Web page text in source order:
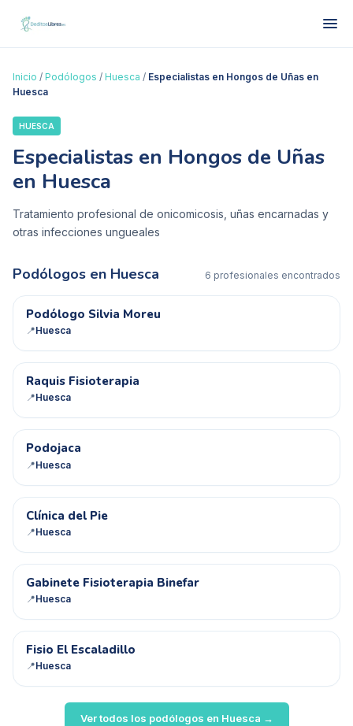
Inicio / Podólogos / Huesca / Especialistas en Hongos de Uñas en
Huesca
HUESCA
Especialistas en Hongos de Uñas
en Huesca
Tratamiento profesional de onicomicosis, uñas encarnadas y
otras infecciones ungueales
Podólogos en Huesca 6 profesionales encontrados
PS
Podólogo Silvia Moreu
📍Huesca
RF
Raquis Fisioterapia
📍Huesca
PPodojaca
📍Huesca
CD
Clínica del Pie
📍Huesca
GF
Gabinete Fisioterapia Binefar
📍Huesca
FE
Fisio El Escaladillo
📍Huesca
Ver todos los podólogos en Huesca →